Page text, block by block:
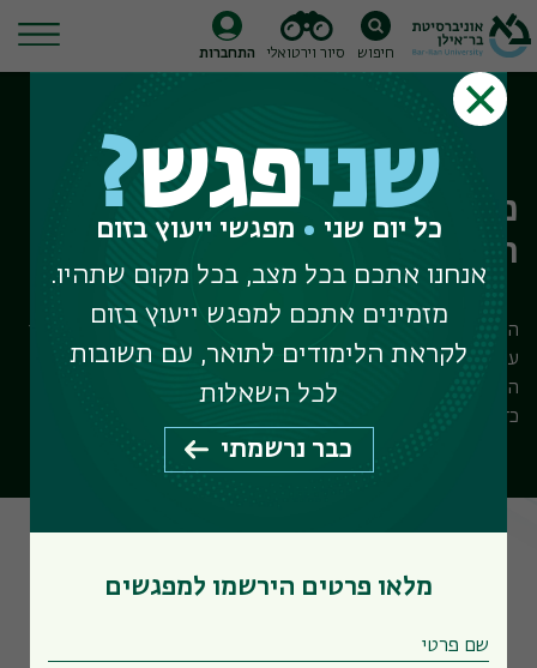
Skip
חיפוש סיור וירטואלי התחברות
מדור קבלת תלמידים לתואר
ראשון
המדור מטפל ברישום לתואר ראשון, רפואה ותעודת הוראה. אם הנך
עומד בתנאים לקבלה אנו שמחים בשמחתך. אם אינך עומד בתנאי
הקבלה יש באפשרותך להתייעץ עם נציגי המדור לקבלת תלמידים
כדי לבדוק אפשרויות לשיפור סיכויי קבלתך.
מפגשים קרובים במדור
שניפגש?
כל יום שני מפגשי ייעוץ בזום
אנחנו אתכם בכל מצב, בכל מקום שתהיו.
מזמינים אתכם למפגש ייעוץ בזום
לקראת הלימודים לתואר, עם תשובות
לכל השאלות
כבר נרשמתי
מלאו פרטים הירשמו למפגשים